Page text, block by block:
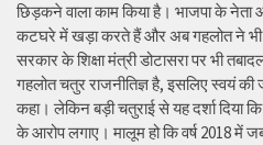
छिड़कने वाला काम किया है। भाजपा के
कटघरे में खड़ा करते हैं और अब गहलोत ने भी
सरकार के शिक्षा मंत्री डोटासरा पर भी
गहलोत चतुर राजनीतिज्ञ है, इसलिए स्वयं की
कहा। लेकिन बड़ी चतुराई से यह दर्शा दिया
के आरोप लगाए। मालूम हो कि वर्ष 2018 में